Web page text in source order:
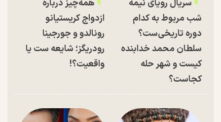
سریال رویای نیمه
شب مربوط به کدام
دوره تاریخی‌ست؟
سلطان محمد خدابنده
کیست و شهر حله
کجاست؟
همه‌چیز درباره
ازدواج کریستیانو
رونالدو و جورجینا
رودریگز؛ شایعه ست یا
واقعیت؟!